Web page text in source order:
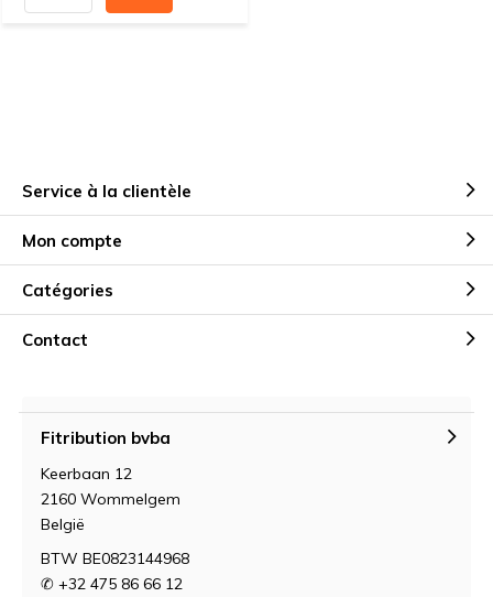
Service à la clientèle
Mon compte
Catégories
Contact
Fitribution bvba
Keerbaan 12
2160 Wommelgem
België
BTW BE0823144968
✆ +32 475 86 66 12